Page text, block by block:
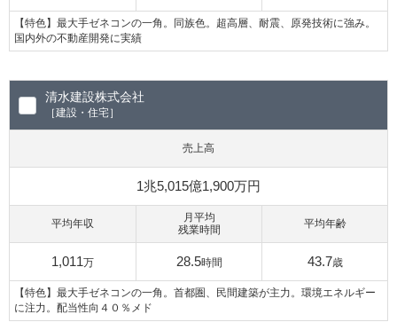
【特色】最大手ゼネコンの一角。同族色。超高層、耐震、原発技術に強み。
国内外の不動産開発に実績
清水建設株式会社
［建設・住宅］
売上高
1兆5,015億1,900万円
平均年収
1,011万
月平均
残業時間
28.5時間
平均年齢
43.7歳
【特色】最大手ゼネコンの一角。首都圏、民間建築が主力。環境エネルギー
に注力。配当性向４０％メド